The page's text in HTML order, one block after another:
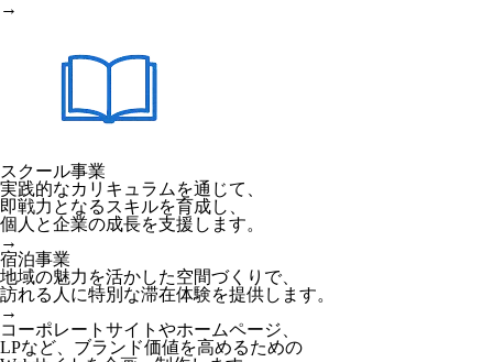
→
スクール事業
実践的なカリキュラムを通じて、
即戦力となるスキルを育成し、
個人と企業の成長を支援します。
→
宿泊事業
地域の魅力を活かした空間づくりで、
訪れる人に特別な滞在体験を提供します。
→
コーポレートサイトやホームページ、
LPなど、ブランド価値を高めるための